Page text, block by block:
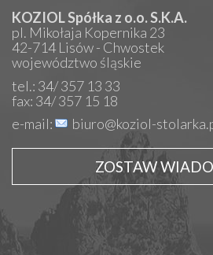
KOZIOL Spółka z o.o. S.K.A.
pl. Mikołaja Kopernika 23
42-714 Lisów - Chwostek
województwo śląskie
tel.: 34/ 357 13 33
fax: 34/ 357 15 18
e-mail:
biuro@koziol-
ZOSTAW